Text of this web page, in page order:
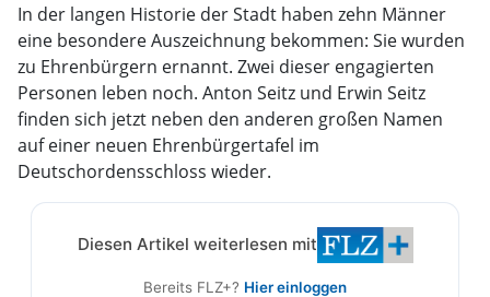
In der langen Historie der Stadt haben zehn Männer
eine besondere Auszeichnung bekommen: Sie wurden
zu Ehrenbürgern ernannt. Zwei dieser engagierten
Personen leben noch. Anton Seitz und Erwin Seitz
finden sich jetzt neben den anderen großen Namen
auf einer neuen Ehrenbürgertafel im
Deutschordensschloss wieder.
Diesen Artikel weiterlesen mit
Bereits FLZ+? Hier einloggen